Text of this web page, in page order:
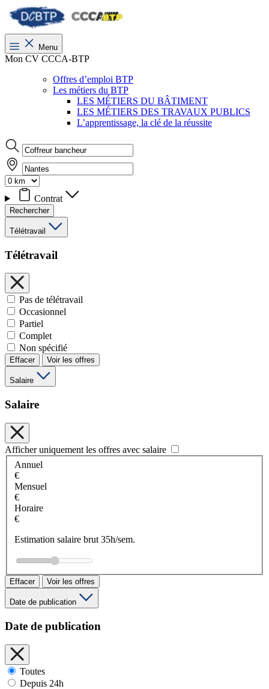
Menu
Mon CV CCCA-BTP
Offres d’emploi BTP
Les métiers du BTP
LES MÉTIERS DU BÂTIMENT
LES MÉTIERS DES TRAVAUX PUBLICS
L’apprentissage, la clé de la réussite
Contrat
Rechercher
Télétravail
Télétravail
Pas de télétravail
Occasionnel
Partiel
Complet
Non spécifié
Effacer Voir les offres
Salaire
Salaire
Afficher uniquement les offres avec salaire
Annuel
€
Mensuel
€
Horaire
€
Estimation salaire brut 35h/sem.
Effacer Voir les offres
Date de publication
Date de publication
Toutes
Depuis 24h